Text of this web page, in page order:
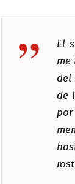
El
me
del
de